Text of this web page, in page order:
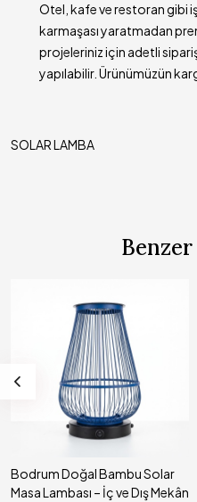
Otel, kafe ve restoran gibi
karmaşası yaratmadan
projeleriniz için adetli
yapılabilir. Ürünümüzün
SOLAR LAMBA
Bodrum Doğal Bambu Solar
Masa Lambası – İç ve Dış Mekân